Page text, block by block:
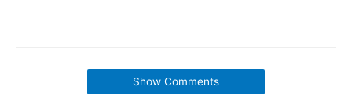
Show Comments